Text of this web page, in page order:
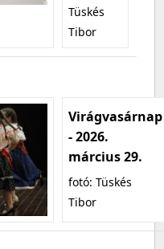
Tüskés
Tibor
Virágvasárnap
- 2026.
március 29.
fotó: Tüskés
Tibor